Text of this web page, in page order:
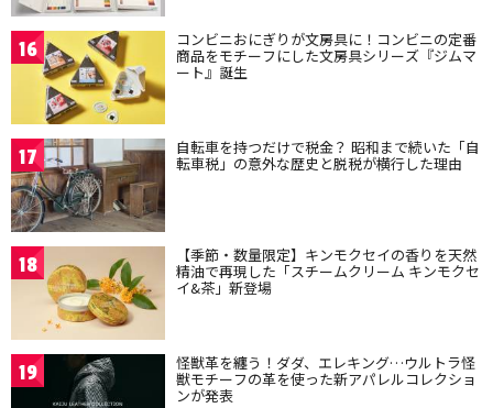
16 コンビニおにぎりが文房具に！コンビニの定番
商品をモチーフにした文房具シリーズ『ジムマ
ート』誕生
17 自転車を持つだけで税金？ 昭和まで続いた「自
転車税」の意外な歴史と脱税が横行した理由
18 【季節・数量限定】キンモクセイの香りを天然
精油で再現した「スチームクリーム キンモクセ
イ&茶」新登場
19 怪獣革を纏う！ダダ、エレキング…ウルトラ怪
獣モチーフの革を使った新アパレルコレクショ
ンが発表